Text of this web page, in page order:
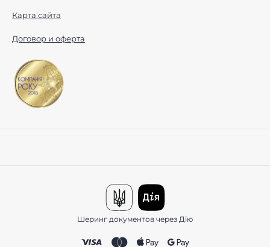
Карта сайта
Договор и оферта
Шеринг документов через Дію